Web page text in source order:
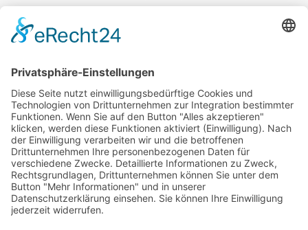
Tel.:+1 253-867-57 35
Unternehmen
Service
Media
© 2026 - Camaro Erich Roiser GmbH